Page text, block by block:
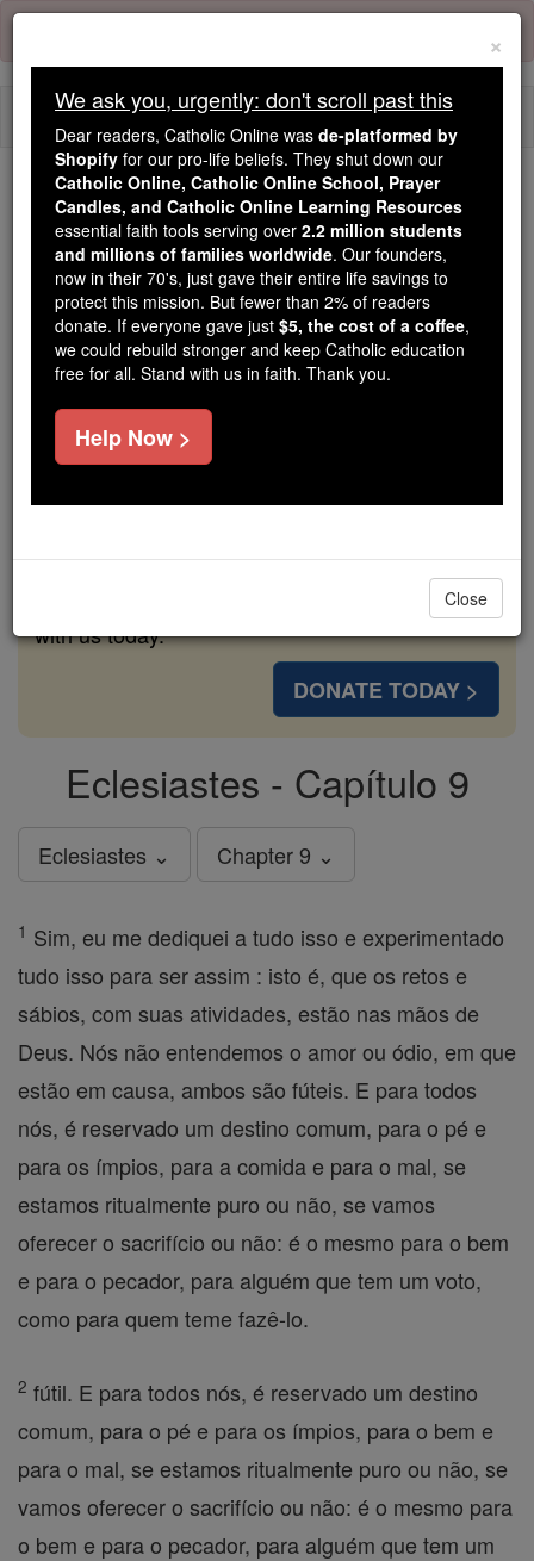
Skip
content
Because of You, 2.2 Million
Students Are Being Formed in the
Faith
Because of generous supporters like you,
Catholic Online School has already delivered
free, faithful Catholic education to over 2.2
million students across 193 countries. In an age
of noise and algorithms, you are helping form
souls with truth, prayer, Scripture, and Christ.
If everyone who reads this gave just $5 — the
families and keep this life-changing formation
free for all. Be Courageous. Be Catholic. Stand
with us today.
DONATE TODAY >
Eclesiastes - Capítulo 9
Eclesiastes ⌄ Chapter 9 ⌄
1 Sim, eu me dediquei a tudo isso e experimentado
tudo isso para ser assim : isto é, que os retos e
sábios, com suas atividades, estão nas mãos de
Deus. Nós não entendemos o amor ou ódio, em que
estão em causa, ambos são fúteis. E para todos
nós, é reservado um destino comum, para o pé e
para os ímpios, para a comida e para o mal, se
estamos ritualmente puro ou não, se vamos
oferecer o sacrifício ou não: é o mesmo para o bem
e para o pecador, para alguém que tem um voto,
como para quem teme fazê-lo.
2 fútil. E para todos nós, é reservado um destino
comum, para o pé e para os ímpios, para o bem e
para o mal, se estamos ritualmente puro ou não, se
vamos oferecer o sacrifício ou não: é o mesmo para
o bem e para o pecador, para alguém que tem um
×
We ask you, urgently: don't scroll past this
Dear readers, Catholic Online was de-platformed by
Shopify for our pro-life beliefs. They shut down our
Catholic Online, Catholic Online School, Prayer
Candles, and Catholic Online Learning Resources
essential faith tools serving over 2.2 million students
and millions of families worldwide. Our founders,
now in their 70's, just gave their entire life savings to
protect this mission. But fewer than 2% of readers
donate. If everyone gave just $5, the cost of a coffee,
we could rebuild stronger and keep Catholic education
free for all. Stand with us in faith. Thank you.
Help Now >
Close